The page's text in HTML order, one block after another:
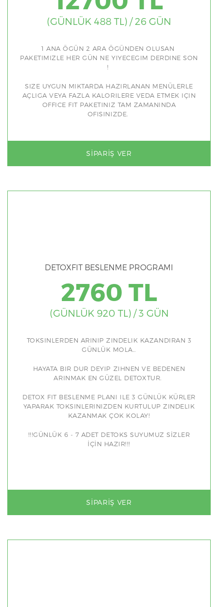
(GÜNLÜK 488 TL) / 26 GÜN
1 ANA ÖGÜN 2 ARA ÖGÜNDEN OLUSAN
PAKETIMIZLE HER GÜN NE YIYECEGIM DERDINE SON
!
SIZE UYGUN MIKTARDA HAZIRLANAN MENÜLERLE
AÇLIGA VEYA FAZLA KALORILERE VEDA ETMEK IÇIN
OFFICE FIT PAKETINIZ TAM ZAMANINDA
OFISINIZDE.
SIPARIŞ VER
DETOXFIT BESLENME PROGRAMI
2760 TL
(GÜNLÜK 920 TL) / 3 GÜN
TOKSINLERDEN ARINIP ZINDELIK KAZANDIRAN 3
GÜNLÜK MOLA..
HAYATA BIR DUR DEYIP ZIHNEN VE BEDENEN
ARINMAK EN GÜZEL DETOXTUR.
DETOX FIT BESLENME PLANI ILE 3 GÜNLÜK KÜRLER
YAPARAK TOKSINLERINIZDEN KURTULUP ZINDELIK
KAZANMAK ÇOK KOLAY!
!!!GÜNLÜK 6 - 7 ADET DETOKS SUYUMUZ SİZLER
İÇİN HAZIR!!!
SIPARIŞ VER